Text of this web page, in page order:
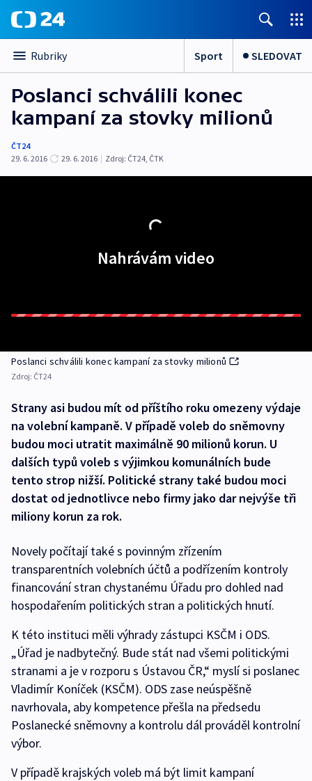
Rubriky Sport SLEDOVAT
Poslanci schválili konec
kampaní za stovky milionů
ČT24
29. 6. 2016
29. 6. 2016 | Zdroj: ČT24, ČTK
Nahrávám video
Poslanci schválili konec kampaní za stovky milionů
Zdroj: ČT24
Strany asi budou mít od příštího roku omezeny výdaje
na volební kampaně. V případě voleb do sněmovny
budou moci utratit maximálně 90 milionů korun. U
dalších typů voleb s výjimkou komunálních bude
tento strop nižší. Politické strany také budou moci
dostat od jednotlivce nebo firmy jako dar nejvýše tři
miliony korun za rok.
Novely počítají také s povinným zřízením
transparentních volebních účtů a podřízením kontroly
financování stran chystanému Úřadu pro dohled nad
hospodařením politických stran a politických hnutí.
K této instituci měli výhrady zástupci KSČM i ODS.
„Úřad je nadbytečný. Bude stát nad všemi politickými
stranami a je v rozporu s Ústavou ČR,“ myslí si poslanec
Vladimír Koníček (KSČM). ODS zase neúspěšně
navrhovala, aby kompetence přešla na předsedu
Poslanecké sněmovny a kontrolu dál prováděl kontrolní
výbor.
V případě krajských voleb má být limit kampaní